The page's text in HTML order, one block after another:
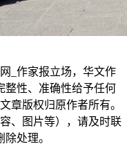
_作家报立场，华文作
整性、准确性给予任何
章版权归原作者所有。
、图片等），请及时联
处理。